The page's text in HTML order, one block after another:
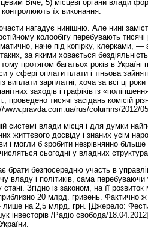
Віче; 5) місцеві органи влади
контролюють їх виконання.
нагадує нинішню. Але нині
колообігу перебувають тисячі
наче під копірку, клерками, —
за якими ховається
протягом багатьох років в Україні
у сфері оплати плати і тіньова
виплати зарплатні, хоча за всі ці
заходів і графіків із
проведено тисячі засідань комісій
rus/columns/2012/
системі влади місця і для думки
життєвого досвіду і знаних усім
і могли б зробити незрівнянно
сьогодні у владних
брати безпосередню участь в
владу і політиків, сама
стані. Згідно із законом, на її
20 млрд. гривень. Фактично ж
на 2,5 млрд. грн. [Джерело:
інвесторів /Радіо свобода/